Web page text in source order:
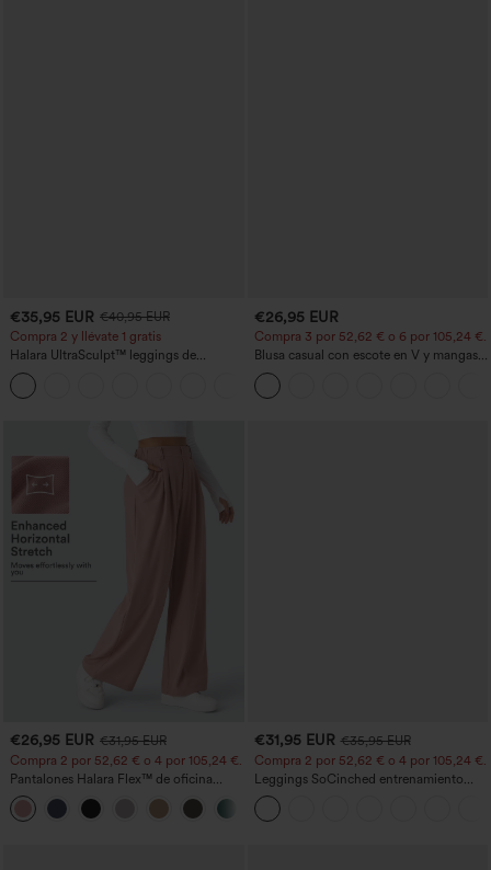
€35,95 EUR €40,95 EUR
Compra 2 y llévate 1 gratis
Halara UltraSculpt™ leggings de
entrenamiento moldeadores de talle alto
con fruncido trasero que realza los
glúteos, control de abdomen y bolsillos
€26,95 EUR
Compra 3 por 52,62 € o 6 por 105,24 €.
Blusa casual con escote en V y mangas
cortas abullonadas
€26,95 EUR €31,95 EUR
Compra 2 por 52,62 € o 4 por 105,24 €.
Pantalones Halara Flex™ de oficina
anchos plisados de tiro alto con bolsillos
en tela tipo gofre
€31,95 EUR €35,95 EUR
Compra 2 por 52,62 € o 4 por 105,24 €.
Leggings SoCinched entrenamiento
moldeador abdomen bolsillo lateral tiro
alto